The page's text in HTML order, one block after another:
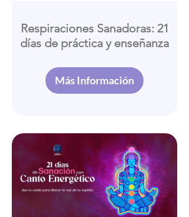
Respiraciones Sanadoras: 21
días de práctica y enseñanza
Más Información